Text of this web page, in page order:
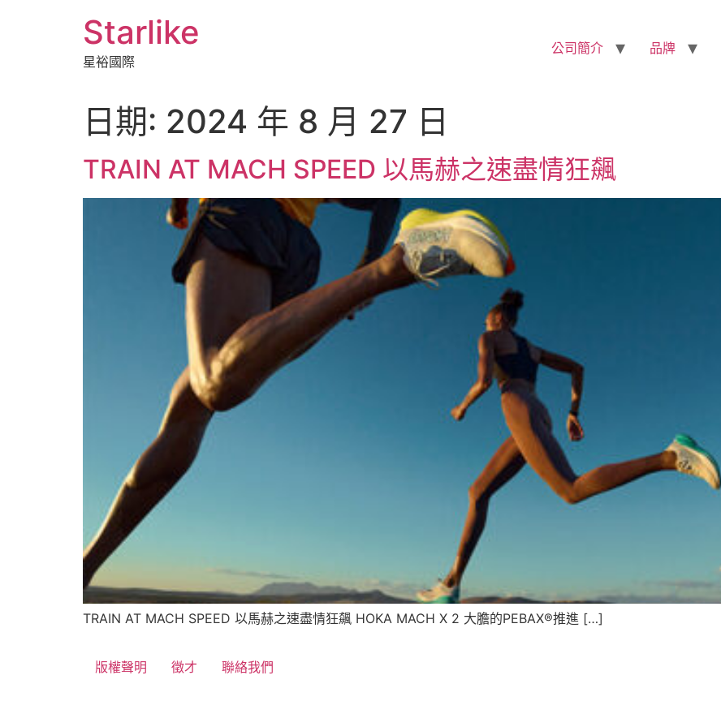
Starlike
星裕國際
公司簡介 品牌
日期: 2024 年 8 月 27 日
TRAIN AT MACH SPEED 以馬赫之速盡情狂飆
TRAIN AT MACH SPEED 以馬赫之速盡情狂飆 HOKA MACH X 2 大膽的PEBAX®推進 […]
版權聲明 徵才 聯絡我們